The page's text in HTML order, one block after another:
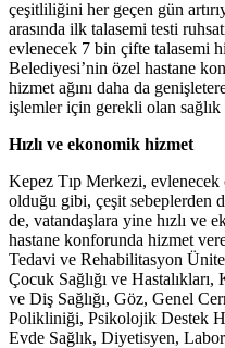
çeşitliliğini her geçen gün
arasında ilk talasemi testi
evlenecek 7 bin çifte talasemi
Belediyesi’nin özel hastane
hizmet ağını daha da
işlemler için gerekli olan sağlık
Hızlı ve ekonomik hizmet
Kepez Tıp Merkezi,
olduğu gibi, çeşit sebeplerden
de, vatandaşlara yine hızlı ve
hastane konforunda hizmet
Tedavi ve Rehabilitasyon
Çocuk Sağlığı ve
ve Diş Sağlığı, Göz, Genel
Polikliniği, Psikolojik Destek
Evde Sağlık, Diyetisyen,